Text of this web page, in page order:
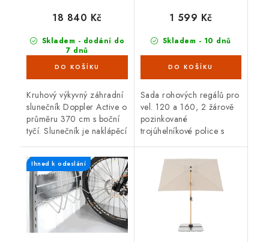
Skladem - dodání do
7 dnů
18 840 Kč
Kruhový výkyvný záhradní
slunečník Doppler Active o
průměru 370 cm s boční
tyčí. Slunečník je naklápěcí
konstrukcí. Barva přírodní.
Skladem - 10 dnů
1 599 Kč
Sada rohových regálů pro
vel. 120 a 160, 2 žárově
pozinkované
trojúhelníkové police s
přestavitelné, jednoduše
dodatečně montovatelné
bez...
Ihned k odeslání